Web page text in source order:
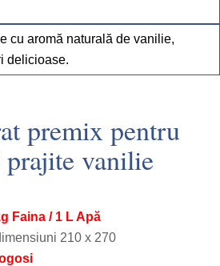
premix pentru
prajite vanilie
Faina / 1 L Apă
210 х 270